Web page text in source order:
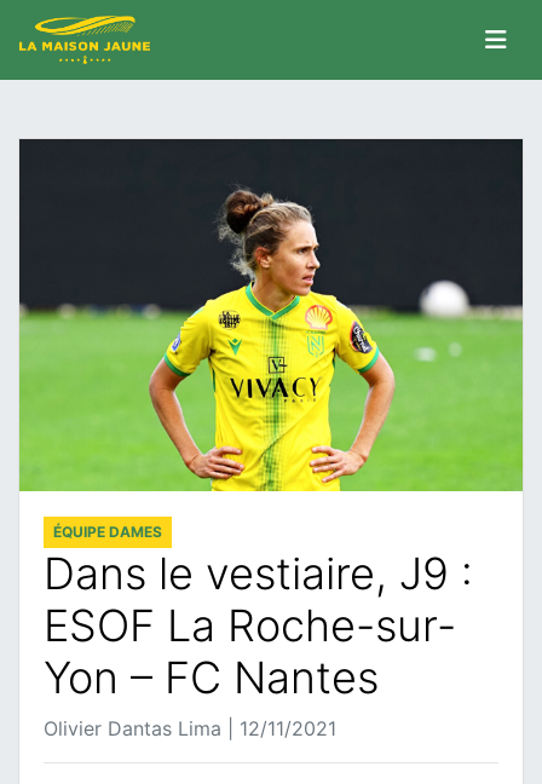
ÉQUIPE DAMES
Dans le vestiaire, J9 :
ESOF La Roche-sur-
Yon – FC Nantes
Olivier Dantas Lima | 12/11/2021